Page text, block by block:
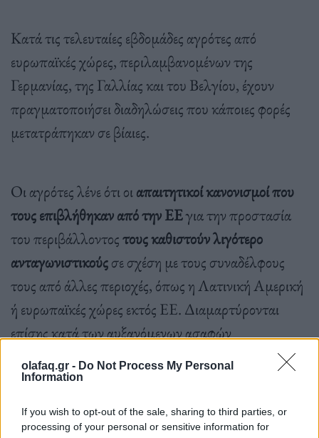
olafaq.gr - Do Not Process My Personal
Information
If you wish to opt-out of the sale, sharing to third parties, or
processing of your personal or sensitive information for
Κατά τις τελευταίες εβδομάδες αγρότες από
ευρωπαϊκές χώρες, περιλαμβανομένων της
Γερμανίας, της Γαλλίας και του Βελγίου, έχουν
πραγματοποιήσει διαδηλώσεις που κάποιες φορές
μετατράπηκαν σε βίαιες.
Οι αγρότες λένε ότι οιαπαιτητικοί κανονισμοί που
τους επιβλήθηκαν από την ΕΕγια την προστασία
του περιβάλλοντοςτους καθιστούν λιγότερο
ανταγωνιστικούςσε σχέση με τους συναδέλφους
τους από άλλες περιοχές, όπως η Λατινική Αμερική
ή ευρωπαϊκές χώρες εκτός ΕΕ. Διαμαρτύρονται
επίσης κατά των αυξανόμενων ασαφών
γραφειοκρατικών μέτρων που τους έχουν επιβληθεί.